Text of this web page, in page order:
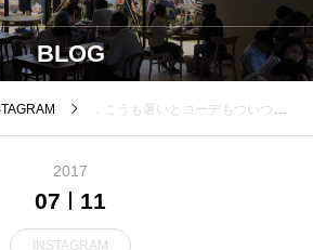
BLOG
．こうも暑いとコーデもついつい面倒に…1枚でコーデが決まるワンピやっぱり重宝します︎．ワークシャツのゴツさはコットンリネンで軽めに。くしゃっとした素材感が洗いざらしで着れてうれしい。．color camel、black．#MHL.#dense cotton linen#onepiece#workshirt#hausmatsue #松江 #島根
2017
07 11
INSTAGRAM